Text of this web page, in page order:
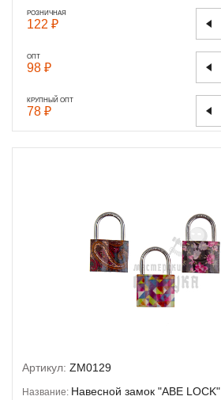
РОЗНИЧНАЯ
122 ₽
ОПТ
98 ₽
КРУПНЫЙ ОПТ
78 ₽
Артикул: ZM0129
Название: Навесной замок "ABE LOCK"